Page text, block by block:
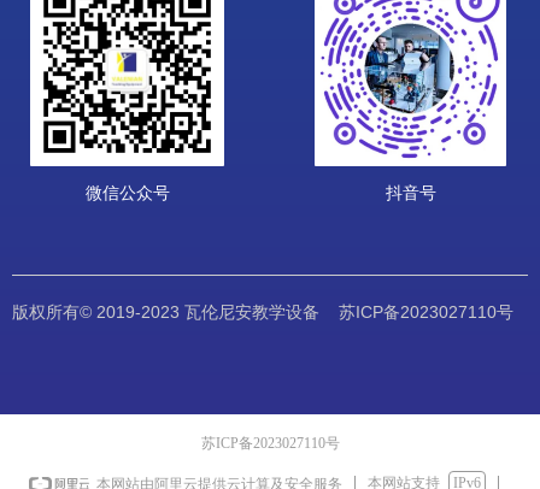
微信公众号 抖音号
版权所有© 2019-2023 瓦伦尼安教学设备 苏ICP备2023027110号
苏ICP备2023027110号
本网站由阿里云提供云计算及安全服务 本网站支持 IPv6